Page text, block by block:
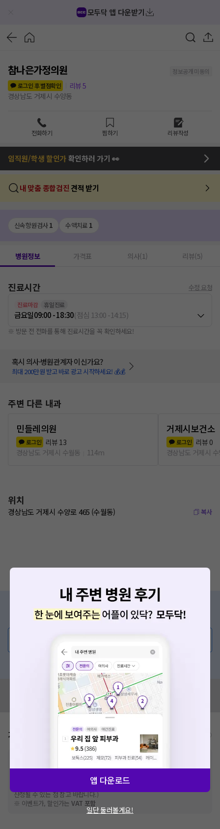
모두닥 앱 다운받기
참나은가정의원
정보공개 미동의
로그인 후 별점확인
리뷰5
경상남도 거제시 수양동
전화하기 찜하기 리뷰작성
임직원/학생 할인가확인하러 가기 👀
내 맞춤 종합검진 견적 받기
신속항원검사1 수액치료 1
병원정보 가격표 의사(1) 리뷰(5)
진료시간 수정 요청
진료마감 휴일진료
금요일09:00 - 18:30(점심 13:00-14:15)
※ 방문 전 전화를 통해 진료시간을 꼭 확인하세요!
혹시 의사·병원관계자 이신가요?
최대 200만원 받고 바로 광고 시작하세요! 💰💰
주변 다른 내과
민들레의원
로그인 리뷰 13
경상남도 거제시 수월동
114m
거제시보건소
로그인 리뷰 0
경상남도 거제시
위치
경상남도 거제시 수양로 465 (수월동) 복사
증상/치료, 궁금한 점이 있나요?
의사가 직접 답해드려요!
💬 무엇이든 물어보세요
혹은, 의료상담 서비스에 다양한 게시글 보러가기
혹시 잘못된 병원정보가 있나요?
모두닥 팀에 알려주세요!
가격표 비급여/급여 진료란?
추가비용 등으로 실제 가격과 상이할 수 있으니, 정확
한 가격은 해당 의료기관에 직접 문의해주세요.
건강보험심사평가원에 고지되어 있는 급여 진료 기준 가
격입니다. (진료와 연관된 복합적인 비용이 추가되어, 병원마다 금액이 다르게
산정될 수 있는 점 참고 바랍니다.)
※ 이벤트가, 할인가는VAT 포함
앱 다운로드
일단 둘러볼게요!